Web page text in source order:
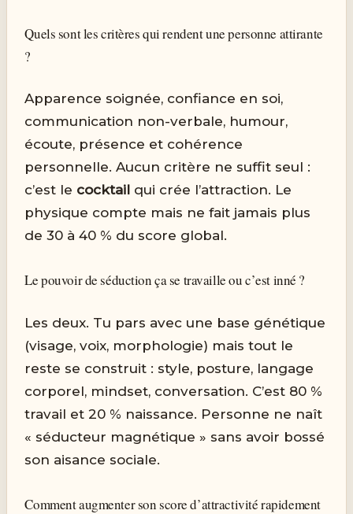
Quels sont les critères qui rendent une personne attirante
?
Apparence soignée, confiance en soi,
communication non-verbale, humour,
écoute, présence et cohérence
personnelle. Aucun critère ne suffit seul :
c’est le cocktail qui crée l’attraction. Le
physique compte mais ne fait jamais plus
de 30 à 40 % du score global.
Le pouvoir de séduction ça se travaille ou c’est inné ?
Les deux. Tu pars avec une base génétique
(visage, voix, morphologie) mais tout le
reste se construit : style, posture, langage
corporel, mindset, conversation. C’est 80 %
travail et 20 % naissance. Personne ne naît
« séducteur magnétique » sans avoir bossé
son aisance sociale.
Comment augmenter son score d’attractivité rapidement